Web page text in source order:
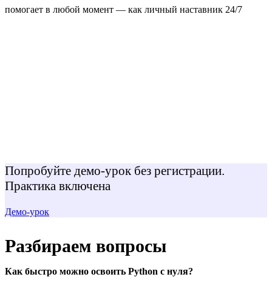
помогает в любой момент — как личный наставник 24/7
Попробуйте демо-урок без регистрации.
Практика включена
Демо-урок
Разбираем вопросы
Как быстро можно освоить Python с нуля?